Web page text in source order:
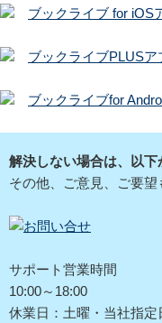
ブックライブ for iOS
ブックライブPLUS
ブックライブfor
解決しない場合は、以下
その他、ご意見、ご要望
サポート営業時間
10:00～18:00
休業日：土曜・当社指定